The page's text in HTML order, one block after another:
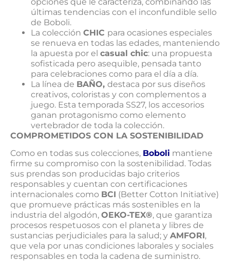
últimas tendencias con el inconfundible sello
de Boboli.
La colección CHIC para ocasiones especiales
se renueva en todas las edades, manteniendo
la apuesta por el casual chic: una propuesta
sofisticada pero asequible, pensada tanto
para celebraciones como para el día a día.
La línea de BAÑO, destaca por sus diseños
creativos, coloristas y con complementos a
juego. Esta temporada SS27, los accesorios
ganan protagonismo como elemento
vertebrador de toda la colección.
COMPROMETIDOS CON LA SOSTENIBILIDAD
Como en todas sus colecciones, Boboli mantiene
firme su compromiso con la sostenibilidad. Todas
sus prendas son producidas bajo criterios
responsables y cuentan con certificaciones
internacionales como BCI (Better Cotton Initiative)
que promueve prácticas más sostenibles en la
industria del algodón, OEKO-TEX®, que garantiza
procesos respetuosos con el planeta y libres de
sustancias perjudiciales para la salud; y AMFORI,
que vela por unas condiciones laborales y sociales
responsables en toda la cadena de suministro.